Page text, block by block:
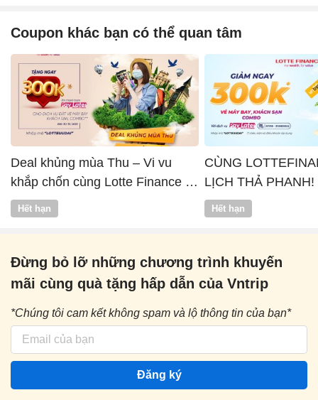
Coupon khác bạn có thể quan tâm
Deal khủng mùa Thu – Vi vu
khắp chốn cùng Lotte Finance x
Vntrip
Hết hạn
CÙNG
LỊCH THẢ PHANH!
Hết hạn
Đừng bỏ lỡ những chương trình khuyến
mãi cùng quà tặng hấp dẫn của Vntrip
*Chúng tôi cam kết không spam và lộ thông tin của bạn*
Đăng ký